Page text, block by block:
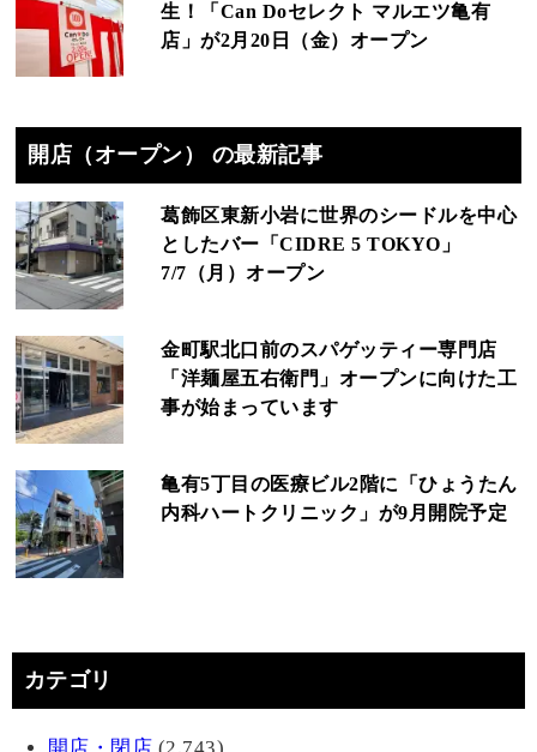
生！「Can Doセレクト マルエツ亀有
店」が2月20日（金）オープン
開店（オープン） の最新記事
葛飾区東新小岩に世界のシードルを中心
としたバー「CIDRE 5 TOKYO」
7/7（月）オープン
金町駅北口前のスパゲッティー専門店
「洋麺屋五右衛門」オープンに向けた工
事が始まっています
亀有5丁目の医療ビル2階に「ひょうたん
内科ハートクリニック」が9月開院予定
カテゴリ